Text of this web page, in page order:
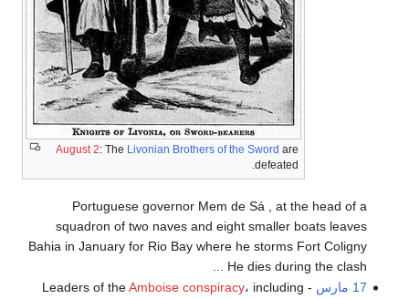
August 2: The Livonian Brothers of the Sword are
defeated.
Portuguese governor Mem de Sá , at the head of a
squadron of two naves and eight smaller boats leaves
Bahia in January for Rio Bay where he storms Fort Coligny
. He dies during the clash..
17 مارس
- Leaders of the
Amboise conspiracy، including